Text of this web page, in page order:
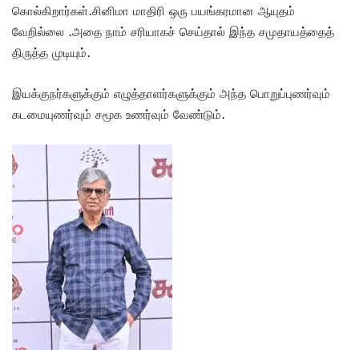
கொல்கிறார்கள்.சினிமா மாதிரி ஒரு பயங்கரமான ஆயுதம்
வேறில்லை .அதை நாம் சரியாகச் செய்தால் இந்த சமுதாயத்தைத்
திருத்த முடியும்.
இயக்குநர்களுக்கும் எழுத்தாளர்களுக்கும் அந்த பொறுப்புணர்வும்
கடமையுணர்வும் சமூக உணர்வும் வேண்டும்.